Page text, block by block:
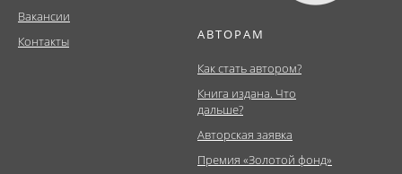
Вакансии
Контакты
АВТОРАМ
Как стать автором?
Книга издана. Что
дальше?
Авторская заявка
Премия «Золотой фонд»